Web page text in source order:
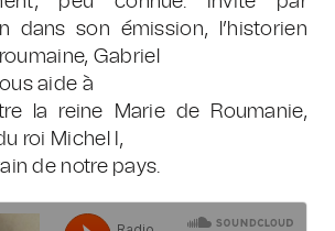
dans son émission, l’historien
Gabriel
aide à
la reine Marie de Roumanie,
roi Michel I,
de notre pays.